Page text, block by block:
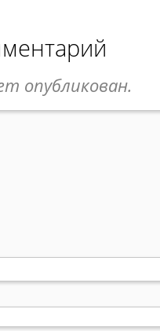
опубликован.